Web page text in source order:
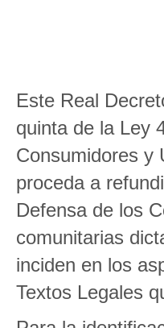
Este Real
quinta de la Ley
Consumidores y
proceda a
Defensa de los
comunitarias
inciden en los
Textos Legales